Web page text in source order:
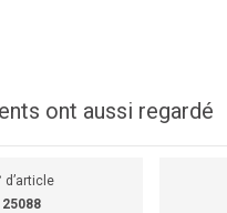
ont aussi regardé
d’article
25088